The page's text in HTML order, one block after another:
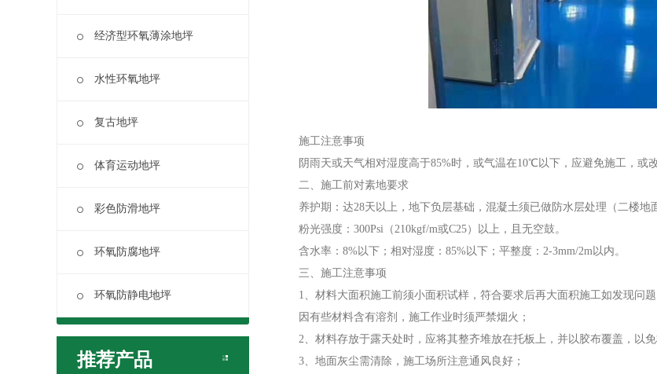
经济型环氧薄涂地坪
水性环氧地坪
复古地坪
体育运动地坪
彩色防滑地坪
环氧防腐地坪
环氧防静电地坪
推荐产品
施工注意事项
阴雨天或天气相对湿度高于85%时，或气温在10℃以下，应避免施工，或改
二、施工前对素地要求
养护期：达28天以上，地下负层基础，混凝土须已做防水层处理（二楼地
粉光强度：300Psi（210kgf/m或C25）以上，且无空鼓。
含水率：8%以下；相对湿度：85%以下；平整度：2-3mm/2m以内。
三、施工注意事项
1、材料大面积施工前须小面积试样，符合要求后再大面积施工如发现问题
因有些材料含有溶剂，施工作业时须严禁烟火；
2、材料存放于露天处时，应将其整齐堆放在托板上，并以胶布覆盖，以免
3、地面灰尘需清除，施工场所注意通风良好；